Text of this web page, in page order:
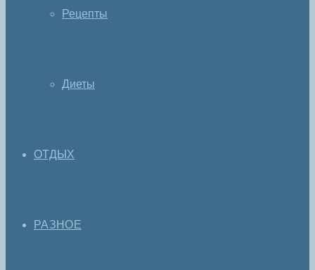
Рецепты
Диеты
ОТДЫХ
РАЗНОЕ